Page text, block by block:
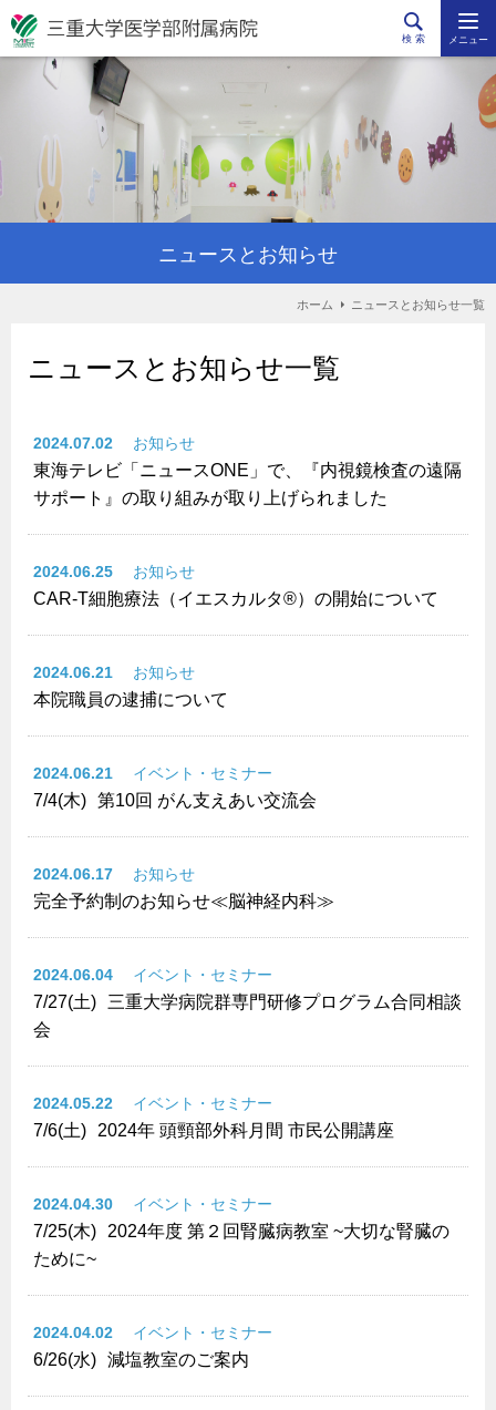
検 索 メニュー
ニュースとお知らせ
ホーム ニュースとお知らせ一覧
ニュースとお知らせ一覧
2024.07.02 お知らせ
東海テレビ「ニュースONE」で、『内視鏡検査の遠隔
サポート』の取り組みが取り上げられました
2024.06.25 お知らせ
CAR-T細胞療法（イエスカルタ®）の開始について
2024.06.21 お知らせ
本院職員の逮捕について
2024.06.21 イベント・セミナー
7/4(木) 第10回 がん支えあい交流会
2024.06.17 お知らせ
完全予約制のお知らせ≪脳神経内科≫
2024.06.04 イベント・セミナー
7/27(土)
三重大学病院群専門研修プログラム合同相談
会
2024.05.22 イベント・セミナー
7/6(土) 2024年 頭頸部外科月間 市民公開講座
2024.04.30 イベント・セミナー
7/25(木)
2024年度 第２回腎臓病教室 ~大切な腎臓の
ために~
2024.04.02 イベント・セミナー
6/26(水) 減塩教室のご案内